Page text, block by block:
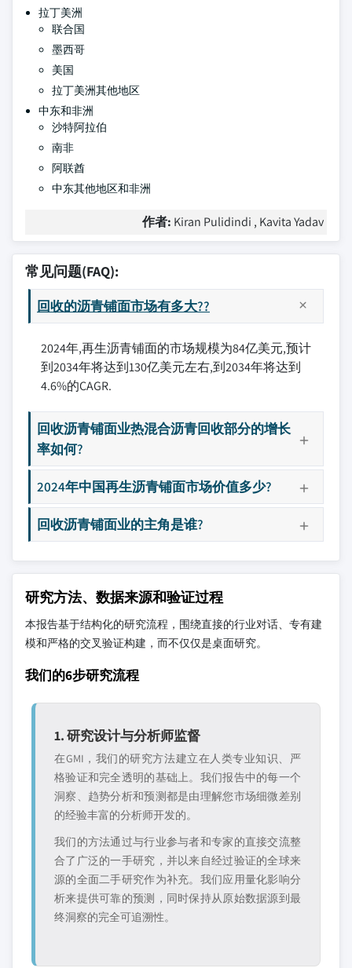
拉丁美洲
联合国
墨西哥
美国
拉丁美洲其他地区
中东和非洲
沙特阿拉伯
南非
阿联酋
中东其他地区和非洲
作者: Kiran Pulidindi , Kavita Yadav
常见问题(FAQ):
回收的沥青铺面市场有多大??
2024年,再生沥青铺面的市场规模为84亿美元,预计
到2034年将达到130亿美元左右,到2034年将达到
4.6%的CAGR.
回收沥青铺面业热混合沥青回收部分的增长
率如何?
2024年中国再生沥青铺面市场价值多少?
回收沥青铺面业的主角是谁?
研究方法、数据来源和验证过程
本报告基于结构化的研究流程，围绕直接的行业对话、专有建
模和严格的交叉验证构建，而不仅仅是桌面研究。
我们的6步研究流程
1. 研究设计与分析师监督
在GMI，我们的研究方法建立在人类专业知识、严
格验证和完全透明的基础上。我们报告中的每一个
洞察、趋势分析和预测都是由理解您市场细微差别
的经验丰富的分析师开发的。
我们的方法通过与行业参与者和专家的直接交流整
合了广泛的一手研究，并以来自经过验证的全球来
源的全面二手研究作为补充。我们应用量化影响分
析来提供可靠的预测，同时保持从原始数据源到最
终洞察的完全可追溯性。